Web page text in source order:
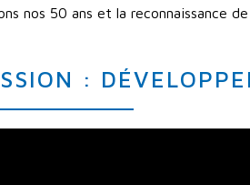
nos 50 ans et la reconnaissance
: